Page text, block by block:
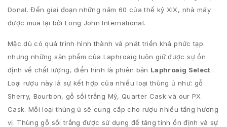
Donal. Đến giai đoạn những năm 60 của thế kỷ XIX, nhà máy
được mua lại bởi Long John International.
Mặc dù có quá trình hình thành và phát triển khá phức tạp
nhưng những sản phẩm của Laphroaig luôn giữ được sự ổn
định về chất lượng, điển hình là phiên bản Laphroaig Select .
Loại rượu này là sự kết hợp của nhiều loại thùng ủ như: gỗ
Sherry, Bourbon, gỗ sồi trắng Mỹ, Quarter Cask và our PX
Cask. Mỗi loại thùng ủ sẽ cung cấp cho rượu nhiều tầng hương
vị. Thùng gỗ sồi trắng được sử dụng để tăng tính ổn định và sự